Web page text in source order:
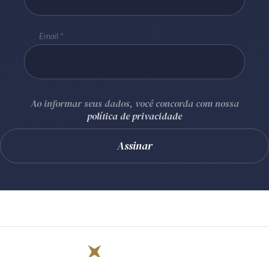
Email
Ao informar seus dados, você concorda com nossa
política de privacidade